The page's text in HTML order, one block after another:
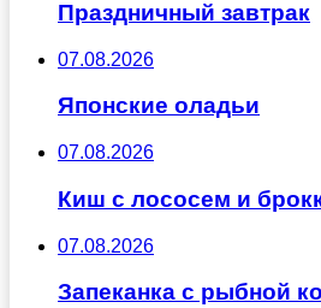
Праздничный завтрак
07.08.2026
Японские оладьи
07.08.2026
Киш с лососем и
07.08.2026
Запеканка с рыбной